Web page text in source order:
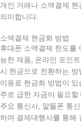
개인 거래나 소액결제
의미합니다.
소액결제 현금화 방법
휴대폰 소액결제 한도를
능한 제품, 온라인 포인
시 현금으로 전환하는
이용료 현금화 방법이 있
주로 급한 자금이 필요
주요 통신사, 알뜰폰 통
하며 결제대행사를 통해